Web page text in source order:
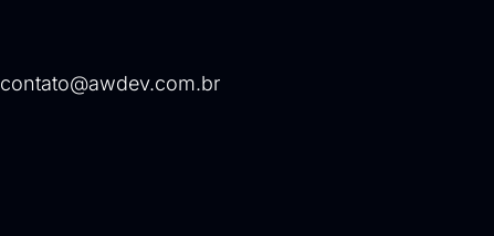
contato@awdev.com.br